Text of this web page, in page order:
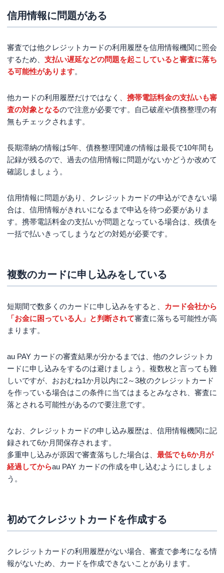
信用情報に問題がある
審査では他クレジットカードの利用履歴を信用情報機関に照会
するため、 支払い遅延などの問題を起こしていると審査に落ち
る可能性があります。
他カードの利用履歴だけではなく、 携帯電話料金の支払いも審
査の対象となるので注意が必要です。自己破産や債務整理の有
無もチェックされます。
長期滞納の情報は5年、債務整理関連の情報は最長で10年間も
記録が残るので、過去の信用情報に問題がないかどうか改めて
確認しましょう。
信用情報に問題があり、クレジットカードの申込ができない場
合は、信用情報がきれいになるまで申込を待つ必要がありま
す。携帯電話料金の支払いが問題となっている場合は、残債を
一括で払いきってしまうなどの対処が必要です。
複数のカードに申し込みをしている
短期間で数多くのカードに申し込みをすると、
カード会社から
「お金に困っている人」と判断されて審査に落ちる可能性が高
まります。
au PAY カードの審査結果が分かるまでは、他のクレジットカ
ードに申し込みをするのは避けましょう。複数枚と言っても難
しいですが、おおむね1か月以内に2～3枚のクレジットカード
を作っている場合はこの条件に当てはまるとみなされ、審査に
落とされる可能性があるので要注意です。
なお、クレジットカードの申し込み履歴は、信用情報機関に記
録されて6か月間保存されます。
多重申し込みが原因で審査落ちした場合は、 最低でも6か月が
経過してからau PAY カードの作成を申し込むようにしましょ
う。
初めてクレジットカードを作成する
クレジットカードの利用履歴がない場合、審査で参考になる情
報がないため、カードを作成できないことがあります。